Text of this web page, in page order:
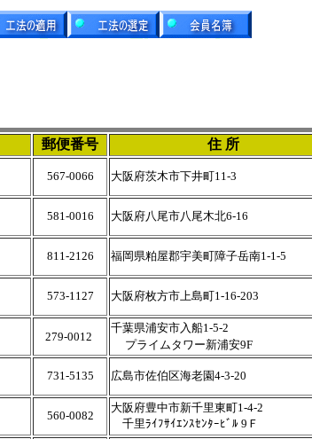
郵便番号 住 所
567-0066 大阪府茨木市下井町11-3
581-0016 大阪府八尾市八尾木北6-16
811-2126 福岡県粕屋郡宇美町障子岳南1-1-5
573-1127 大阪府枚方市上島町1-16-203
279-0012
千葉県浦安市入船1-5-2
プライムタワー新浦安9F
731-5135 広島市佐伯区海老園4-3-20
560-0082
大阪府豊中市新千里東町1-4-2
千里ﾗｲﾌｻｲｴﾝｽｾﾝﾀｰﾋﾞﾙ 9Ｆ